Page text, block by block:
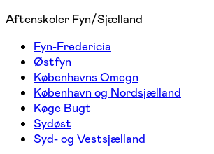
Aftenskoler Fyn/Sjælland
Fyn-Fredericia
Østfyn
Københavns Omegn
København og Nordsjælland
Køge Bugt
Sydøst
Syd- og Vestsjælland